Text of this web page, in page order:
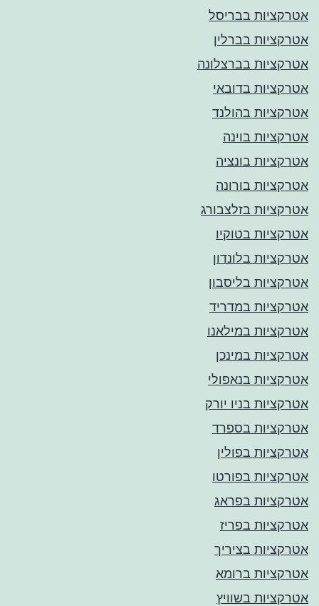
אטרקציות בבריסל
אטרקציות בברלין
אטרקציות בברצלונה
אטרקציות בדובאי
אטרקציות בהולנד
אטרקציות בוינה
אטרקציות בונציה
אטרקציות בורונה
אטרקציות בזלצבורג
אטרקציות בטוקיו
אטרקציות בלונדון
אטרקציות בליסבון
אטרקציות במדריד
אטרקציות במילאנו
אטרקציות במינכן
אטרקציות בנאפולי
אטרקציות בניו יורק
אטרקציות בספרד
אטרקציות בפולין
אטרקציות בפורטו
אטרקציות בפראג
אטרקציות בפריז
אטרקציות בציריך
אטרקציות ברומא
אטרקציות בשוויץ